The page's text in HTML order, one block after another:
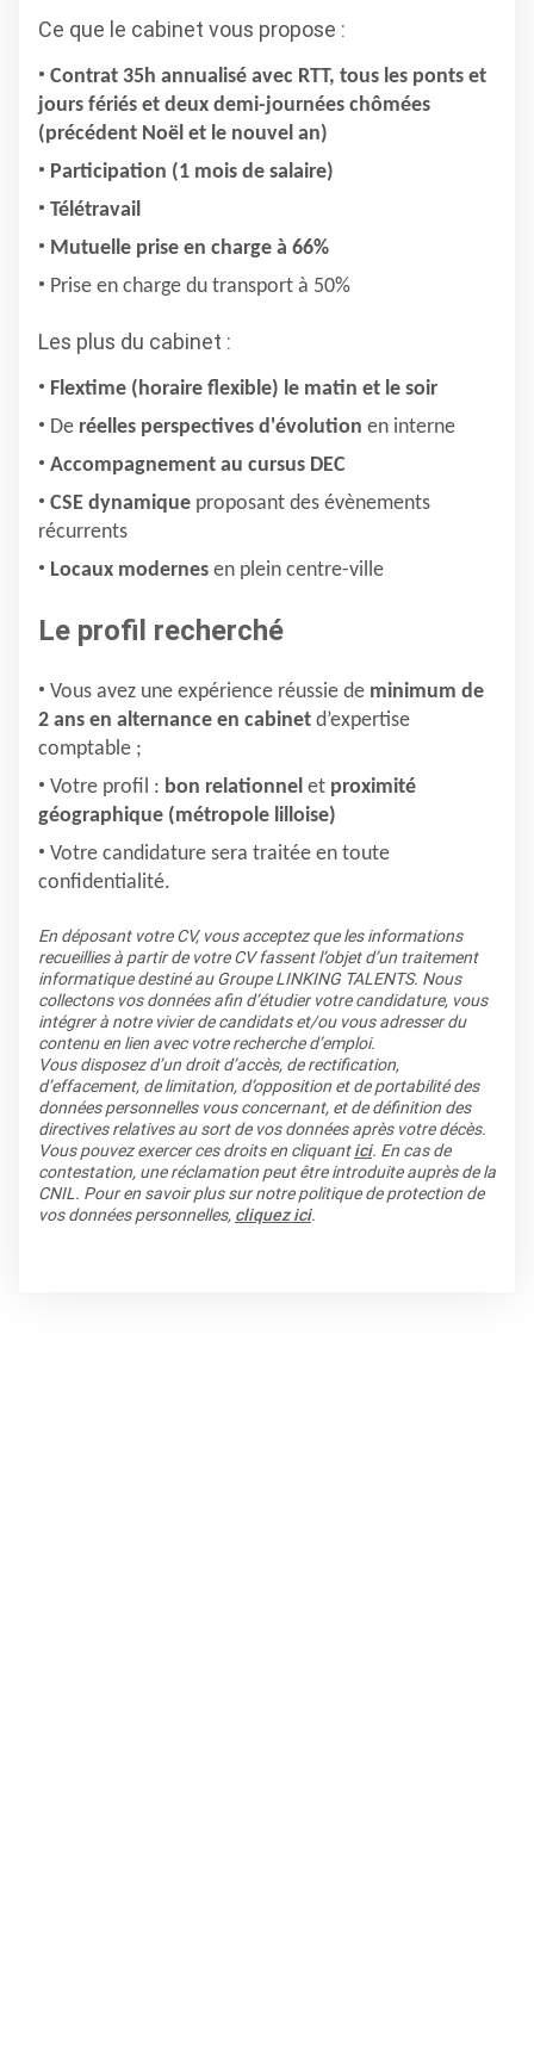
Ce que le cabinet vous propose :
Contrat 35h annualisé avec RTT, tous les ponts et
jours fériés et deux demi-journées chômées
(précédent Noël et le nouvel an)
Participation (1 mois de salaire)
Télétravail
Mutuelle prise en charge à 66%
Prise en charge du transport à 50%
Les plus du cabinet :
Flextime (horaire flexible) le matin et le soir
De réelles perspectives d'évolution en interne
Accompagnement au cursus DEC
CSE dynamique proposant des évènements
récurrents
Locaux modernes en plein centre-ville
Le profil recherché
Vous avez une expérience réussie de minimum de
2 ans en alternance en cabinet d’expertise
comptable ;
Votre profil : bon relationnel et proximité
géographique (métropole lilloise)
Votre candidature sera traitée en toute
confidentialité.
En déposant votre CV, vous acceptez que les informations
recueillies à partir de votre CV fassent l’objet d’un traitement
informatique destiné au Groupe LINKING TALENTS. Nous
collectons vos données afin d’étudier votre candidature, vous
intégrer à notre vivier de candidats et/ou vous adresser du
contenu en lien avec votre recherche d’emploi.
Vous disposez d’un droit d’accès, de rectification,
d’effacement, de limitation, d’opposition et de portabilité des
données personnelles vous concernant, et de définition des
directives relatives au sort de vos données après votre décès.
Vous pouvez exercer ces droits en cliquantici. En cas de
contestation, une réclamation peut être introduite auprès de la
CNIL. Pour en savoir plus sur notre politique de protection de
vos données personnelles, cliquez ici.